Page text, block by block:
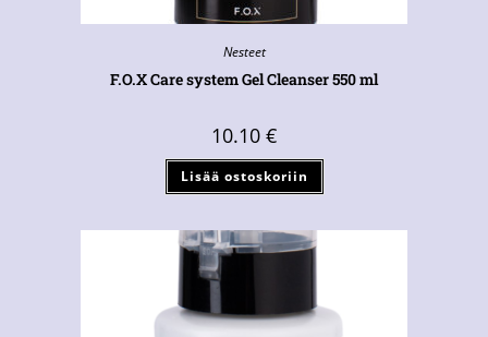
Nesteet
F.O.X Care system Gel Cleanser 550 ml
10.10 €
Lisää ostoskoriin